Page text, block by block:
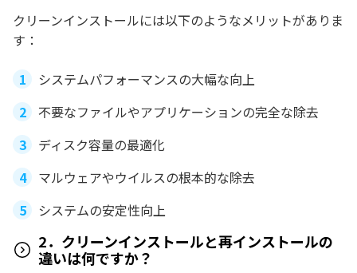
クリーンインストールには以下のようなメリットがありま
す：
システムパフォーマンスの大幅な向上
不要なファイルやアプリケーションの完全な除去
ディスク容量の最適化
マルウェアやウイルスの根本的な除去
システムの安定性向上
2．クリーンインストールと再インストールの
違いは何ですか？